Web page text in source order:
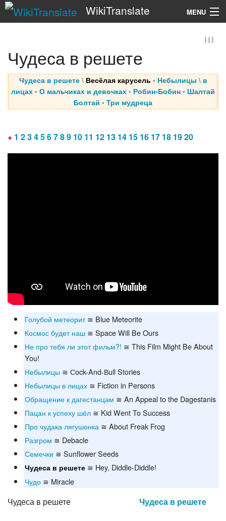
WikiTranslate MENU
Чудеса в решете
Чудеса в решете\ Весёлая карусель • Небылицы \ в
лицах • О мальчиках и девочках • Робин-Бобин • Шалтай
Болтай • Три мудреца
+ 1 23456789 10 11 12 13 14 15 16 17 18 1920
Голубой метеорит≅ Blue Meteorite
Космос будет наш ≅ Space Will Be Ours
Не про тебя ли этот фильм?! ≅ This Film Might Be About
You!
Небылицы ≅ Сock-And-Вull Stories
Небылицы в лицах ≅ Fiction in Persons
Обращение к дагестанцам ≅ An Appeal to the Dagestanis
Пацан к успеху шёл ≅ Kid Went To Success
Про чудака лягушонка ≅ About Freak Frog
Разгром ≅ Debacle
Семечки ≅ Sunflower Seeds
Чудеса в решете ≅ Hey, Diddle-Diddle!
Чудо ≅ Miracle
Чудеса в решете Чудеса в решете